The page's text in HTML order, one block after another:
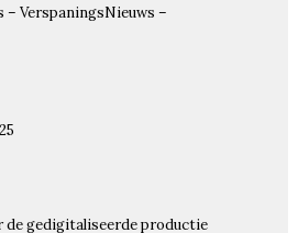
VerspaningsNieuws –
de gedigitaliseerde productie